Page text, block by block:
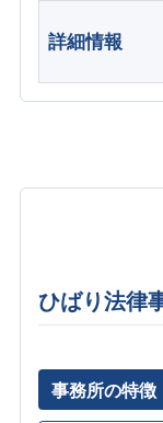
詳細情報
ひばり法律
事務所の特徴